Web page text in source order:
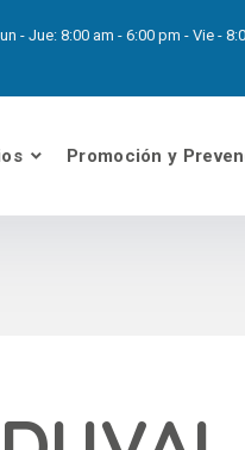
- Jue:8:00 am - 6:00 pm - Vie -
Promoción y